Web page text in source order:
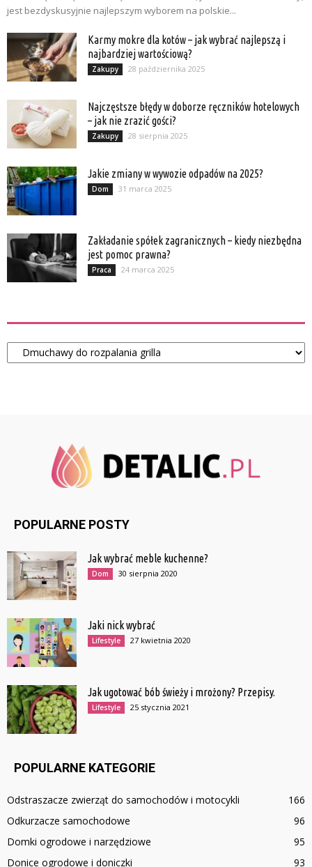
jest bezdyskusyjnie najlepszym wyborem na polskie...
Karmy mokre dla kotów – jak wybrać najlepszą i
najbardziej wartościową?
Zakupy 28 października 2025
Najczęstsze błędy w doborze ręczników hotelowych
– jak nie zrazić gości?
Zakupy 28 sierpnia 2025
Jakie zmiany w wywozie odpadów na 2025?
Dom 31 marca 2025
Zakładanie spółek zagranicznych – kiedy niezbędna
jest pomoc prawna?
Praca 24 marca 2025
Kategorie
POPULARNE POSTY
Jak wybrać meble kuchenne?
Dom 30 sierpnia 2020
Jaki nick wybrać
Lifestyle 27 kwietnia 2020
Jak ugotować bób świeży i mrożony? Przepisy.
Lifestyle 25 stycznia 2021
POPULARNE KATEGORIE
Odstraszacze zwierząt do samochodów i motocykli
166
Odkurzacze samochodowe
96
Domki ogrodowe i narzędziowe
95
Donice ogrodowe i doniczki
93